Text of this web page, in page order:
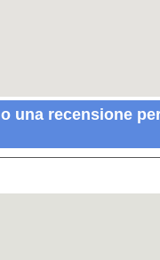
una recensione